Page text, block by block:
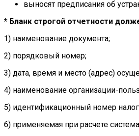
выносят предписания об
* Бланк строгой отчетности
1) наименование документа;
2) порядковый номер;
3) дата, время и место (адрес)
4) наименование организации-
5) идентификационный номер
6) применяемая при расчете